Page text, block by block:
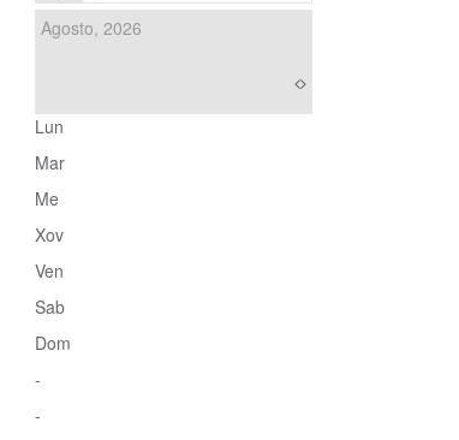
Agosto, 2026
Lun
Mar
Me
Xov
Ven
Sab
Dom
-
-